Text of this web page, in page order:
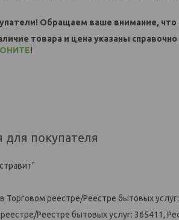
Обращаем ваше внимание, что
товара и цена указаны
!
для покупателя
Торговом реестре/Реестре бытовых
Реестре бытовых услуг: 365411,